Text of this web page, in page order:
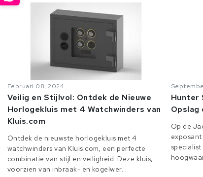
Februari 08, 2024
Veilig en Stijlvol: Ontdek de Nieuwe
Horlogekluis met 4 Watchwinders van
Kluis.com
Ontdek de nieuwste horlogekluis met 4
watchwinders van Kluis.com, een perfecte
combinatie van stijl en veiligheid. Deze kluis,
voorzien van inbraak- en kogelwer...
Hunter
Opslag
Op de